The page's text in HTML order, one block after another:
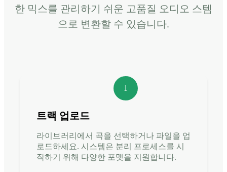
한 믹스를 관리하기 쉬운 고품질 오디오 스템
으로 변환할 수 있습니다.
1
트랙 업로드
라이브러리에서 곡을 선택하거나 파일을 업
로드하세요. 시스템은 분리 프로세스를 시
작하기 위해 다양한 포맷을 지원합니다.